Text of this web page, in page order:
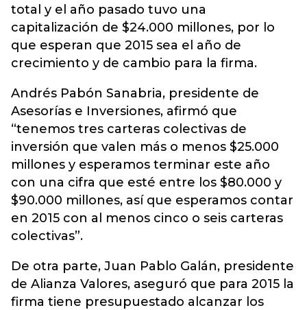
total y el año pasado tuvo una
capitalización de $24.000 millones, por lo
que esperan que 2015 sea el año de
crecimiento y de cambio para la firma.
Andrés Pabón Sanabria, presidente de
Asesorías e Inversiones, afirmó que
“tenemos tres carteras colectivas de
inversión que valen más o menos $25.000
millones y esperamos terminar este año
con una cifra que esté entre los $80.000 y
$90.000 millones, así que esperamos contar
en 2015 con al menos cinco o seis carteras
colectivas”.
De otra parte, Juan Pablo Galán, presidente
de Alianza Valores, aseguró que para 2015 la
firma tiene presupuestado alcanzar los